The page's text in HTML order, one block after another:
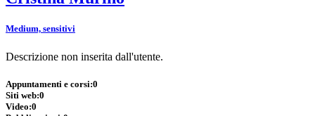
Medium, sensitivi
Descrizione non inserita dall'utente.
Appuntamenti e corsi:0
Siti web:0
Video:0